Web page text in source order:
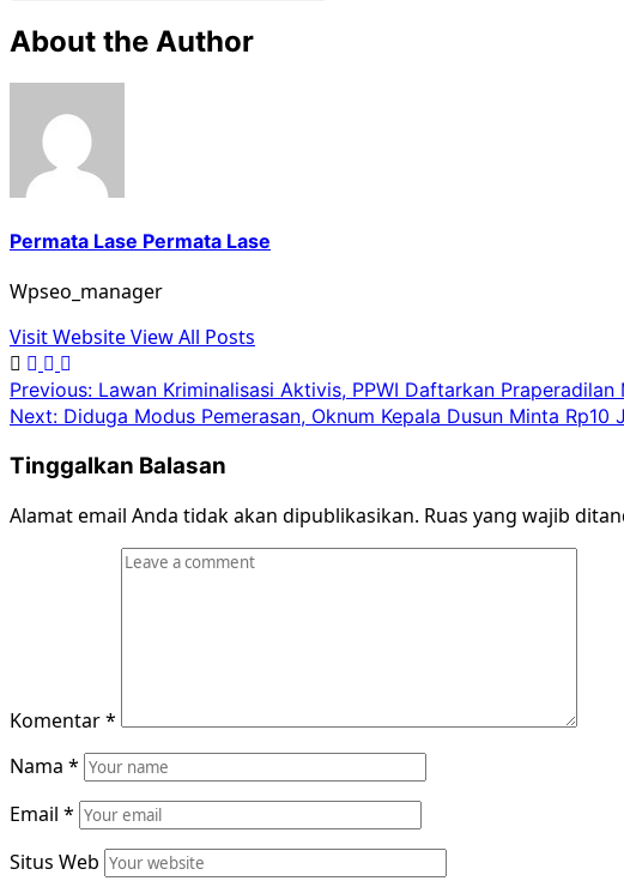
About the Author
Permata Lase Permata Lase
Wpseo_manager
Visit WebsiteView All Posts
Previous: Lawan Kriminalisasi Aktivis, PPWI Daftarkan
Next: Diduga Modus Pemerasan, Oknum Kepala Dusun Minta
Tinggalkan Balasan
Alamat email Anda tidak akan dipublikasikan. Ruas yang wajib
Komentar*
Nama *
Email *
Situs Web